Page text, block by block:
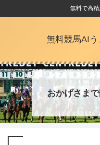
無料で高
無料競馬AI
おかげさま